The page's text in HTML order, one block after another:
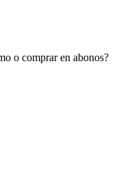
o comprar en abonos?